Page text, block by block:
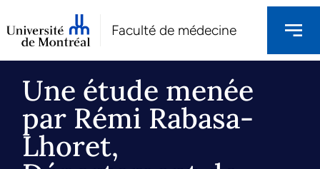
Faculté de médecine
Une étude menée
par Rémi Rabasa-
Lhoret,